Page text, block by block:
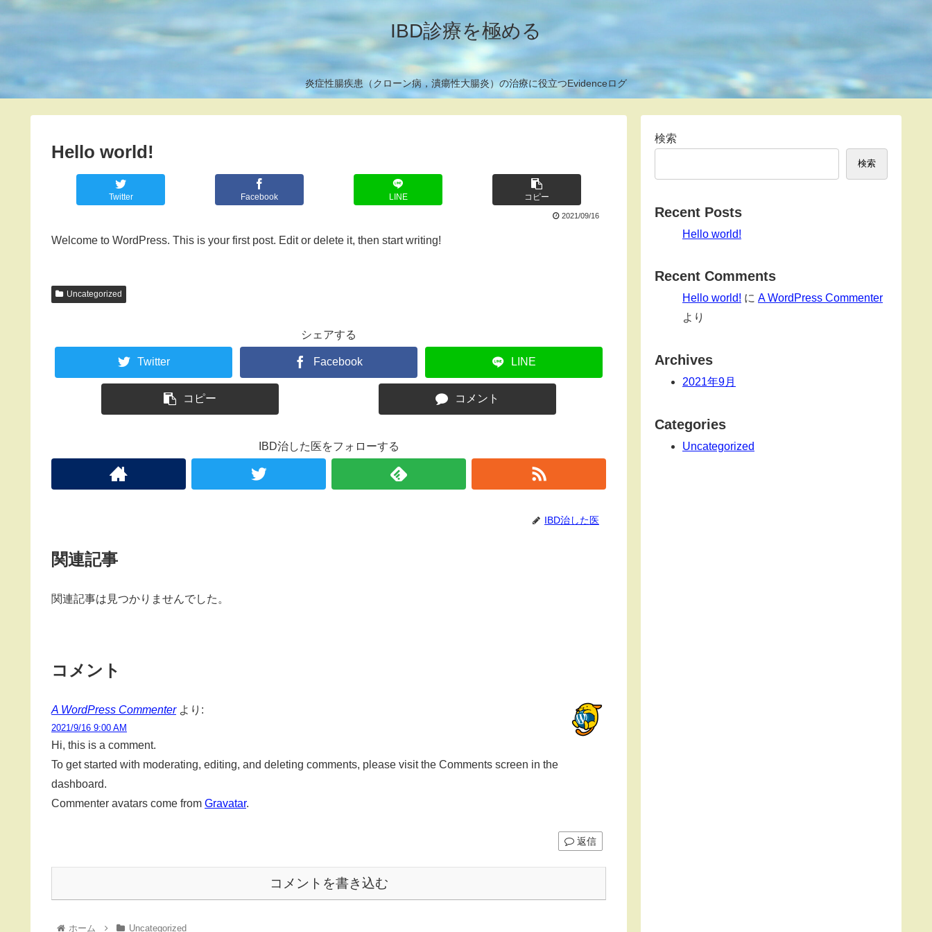
IBD診療を極める
炎症性腸疾患（クローン病，潰瘍性大腸炎）の治療に役立つEvidenceログ
Hello world!
Twitter Facebook LINE コピー
2021/09/16
Welcome to WordPress. This is your first post. Edit or delete it, then start writing!
Uncategorized
シェアする
Twitter Facebook LINE
コピー コメント
IBD治した医をフォローする
IBD治した医
関連記事
関連記事は見つかりませんでした。
コメント
A WordPress Commenter より:
2021/9/16 9:00 AM
Hi, this is a comment.
To get started with moderating, editing, and deleting comments, please visit the Comments screen in the
dashboard.
Commenter avatars come from Gravatar.
返信
コメントを書き込む
ホーム Uncategorized
検索
検索
Recent Posts
Hello world!
Recent Comments
Hello world! に A WordPress Commenter
より
Archives
2021年9月
Categories
Uncategorized